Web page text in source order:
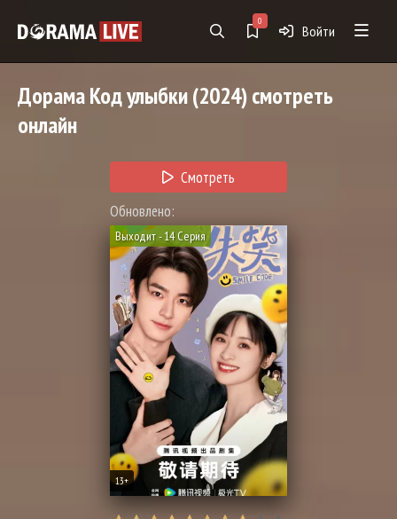
0
Войти
ДорамаКод улыбки(2024) смотреть
онлайн
Смотреть
Обновлено:
Выходит - 14 Серия
13+